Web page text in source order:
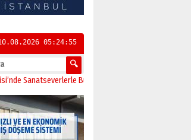
05:24:56
Buluştu 11:21